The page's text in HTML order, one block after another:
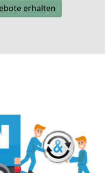
erhalten